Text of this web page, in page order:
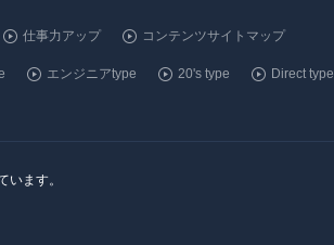
仕事力アップ コンテンツサイトマップ
エンジニアtype 20's type Direct type
ます。